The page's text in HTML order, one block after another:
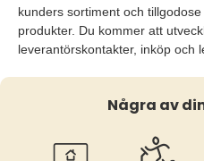
kunders sortiment och
produkter. Du kommer att
leverantörskontakter, inköp och
Några av